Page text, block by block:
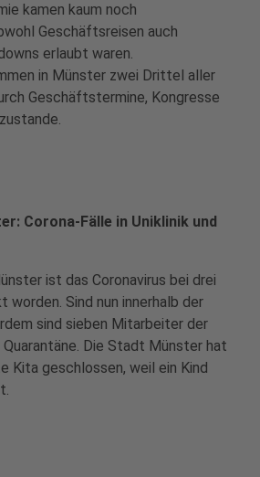
kamen kaum noch
Geschäftsreisen auch
erlaubt waren.
in Münster zwei Drittel aller
Geschäftstermine, Kongresse
Corona-Fälle in Uniklinik und
ist das Coronavirus bei drei
Sind nun innerhalb der
sind sieben Mitarbeiter der
Quarantäne. Die Stadt Münster hat
Kita geschlossen, weil ein Kind